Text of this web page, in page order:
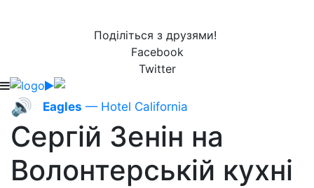
Поділіться з друзями!
Facebook
Twitter
🔊 Eagles — Hotel California
Сергій Зенін на
Волонтерській кухні